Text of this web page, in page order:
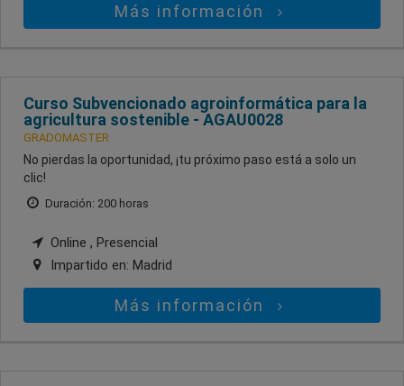
Más información
Curso Subvencionado agroinformática para la
agricultura sostenible - AGAU0028
GRADOMASTER
No pierdas la oportunidad, ¡tu próximo paso está a solo un
clic!
Duración: 200 horas
Online , Presencial
Impartido en: Madrid
Más información